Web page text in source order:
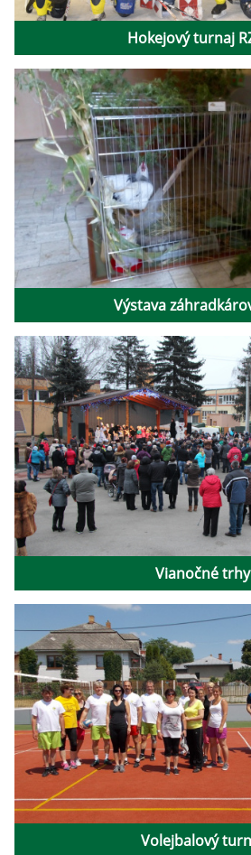
Hokejový turnaj
Výstava
Vianočné trhy
Volejbalový